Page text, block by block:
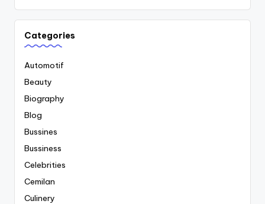
Categories
Automotif
Beauty
Biography
Blog
Bussines
Bussiness
Celebrities
Cemilan
Culinery